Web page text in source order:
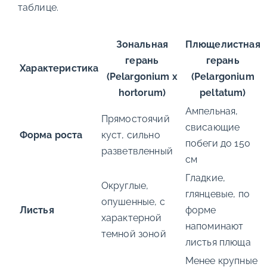
таблице.
Характеристика
Зональная
герань
(Pelargonium x
hortorum)
Плющелистная
герань
(Pelargonium
peltatum)
Форма роста
Прямостоячий
куст, сильно
разветвленный
Ампельная,
свисающие
побеги до 150
см
Листья
Округлые,
опушенные, с
характерной
темной зоной
Гладкие,
глянцевые, по
форме
напоминают
листья плюща
Менее крупные